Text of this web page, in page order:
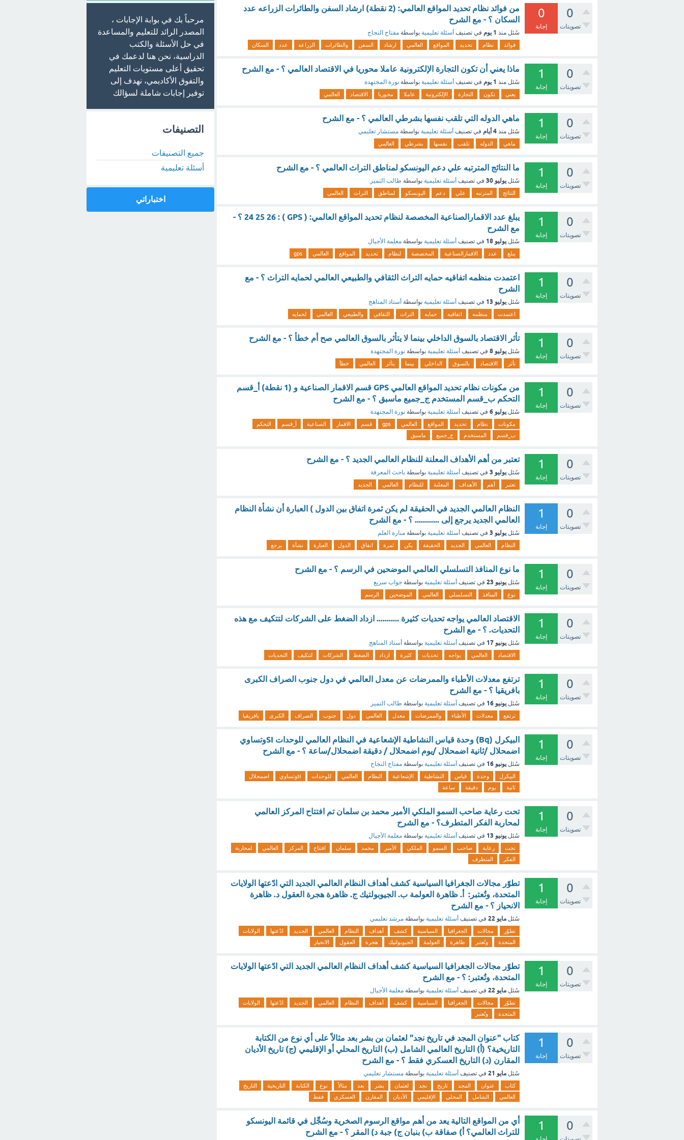
0
تصويتات
0
إجابة
من فوائد نظام تحديد المواقع العالمي: (2 نقطة) ارشاد السفن والطائرات الزراعه عدد
السكان ؟ - مع الشرح
سُئل منذ 1 يوم في تصنيف أسئلة تعليمية بواسطة مفتاح النجاح
فوائد نظام تحديد المواقع العالمي ارشاد السفن والطائرات الزراعه عدد السكان
0
تصويتات
1
إجابة
ماذا يعني أن تكون التجارة الإلكترونية عاملا محوريا في الاقتصاد العالمي ؟ - مع الشرح
سُئل منذ 1 يوم في تصنيف أسئلة تعليمية بواسطة نورة المجتهدة
يعني تكون التجارة الإلكترونية عاملا محوريا الاقتصاد العالمي
0
تصويتات
1
إجابة
ماهي الدوله التي تلقب نفسها بشرطي العالمي ؟ - مع الشرح
سُئل منذ 4 أيام في تصنيف أسئلة تعليمية بواسطة مستشار تعليمي
ماهي الدوله تلقب نفسها بشرطي العالمي
0
تصويتات
1
إجابة
ما النتائج المترتبه علي دعم اليونسكو لمناطق التراث العالمي ؟ - مع الشرح
سُئل يوليو 30 في تصنيف أسئلة تعليمية بواسطة طالب التميز
النتائج المترتبه علي دعم اليونسكو لمناطق التراث العالمي
0
تصويتات
1
إجابة
يبلغ عدد الاقمارالصناعية المخصصة لنظام تحديد المواقع العالمي: ( GPS ) : 24 25 26 ؟ -
مع الشرح
سُئل يوليو 18 في تصنيف أسئلة تعليمية بواسطة معلمة الأجيال
يبلغ عدد الاقمارالصناعية المخصصة لنظام تحديد المواقع العالمي gps
0
تصويتات
1
إجابة
اعتمدت منظمه اتفاقيه حمايه التراث الثقافي والطبيعي العالمي لحمايه التراث ؟ - مع
الشرح
سُئل يوليو 13 في تصنيف أسئلة تعليمية بواسطة أستاذ المناهج
اعتمدت منظمه اتفاقيه حمايه التراث الثقافي والطبيعي العالمي لحمايه
0
تصويتات
1
إجابة
‏تأثر الاقتصاد بالسوق الداخلي بينما لا يتأثر بالسوق العالمي صح أم خطأ ؟ - مع الشرح
سُئل يوليو 8 في تصنيف أسئلة تعليمية بواسطة نورة المجتهدة
تأثر الاقتصاد بالسوق الداخلي بينما يتأثر العالمي خطأ
0
تصويتات
1
إجابة
من مكونات نظام تحديد المواقع العالمي GPS قسم الاقمار الصناعية و (1 نقطة) أ_قسم
التحكم ب_قسم المستخدم ج_جميع ماسبق ؟ - مع الشرح
سُئل يوليو 6 في تصنيف أسئلة تعليمية بواسطة نورة المجتهدة
مكونات نظام تحديد المواقع العالمي gps قسم الاقمار الصناعية أ_قسم
التحكم
ب_قسم
المستخدم ج_جميع ماسبق
0
تصويتات
1
إجابة
تعتبر من أهم الأهداف المعلنة للنظام العالمي الجديد ؟ - مع الشرح
سُئل يوليو 3 في تصنيف أسئلة تعليمية بواسطة باحث المعرفة
تعتبر أهم الأهداف المعلنة للنظام العالمي الجديد
0
تصويتات
1
إجابة
النظام العالمي الجديد في الحقيقة لم يكن ثمرة اتفاق بين الدول ) العبارة أن نشأة النظام
العالمي الجديد يرجع إلى ............ ؟ - مع الشرح
سُئل يوليو 3 في تصنيف أسئلة تعليمية بواسطة منارة العلم
النظام العالمي الجديد الحقيقة يكن ثمرة اتفاق الدول العبارة نشأة يرجع
0
تصويتات
1
إجابة
ما نوع المنافذ التسلسلي العالمي الموضحين في الرسم ؟ - مع الشرح
سُئل يونيو 23 في تصنيف أسئلة تعليمية بواسطة جواب سريع
نوع المنافذ التسلسلي العالمي الموضحين الرسم
0
تصويتات
1
إجابة
الاقتصاد العالمي يواجه تحديات كثيرة ........... ازداد الضغط على الشركات لتتكيف مع هذه
التحديات. ؟ - مع الشرح
سُئل يونيو 17 في تصنيف أسئلة تعليمية بواسطة أستاذ المناهج
الاقتصاد العالمي يواجه تحديات كثيرة ازداد الضغط الشركات لتتكيف التحديات
0
تصويتات
1
إجابة
ترتفع معدلات الأطباء والممرضات عن معدل العالمي في دول جنوب الصراف الكبرى
بافريقيا ؟ - مع الشرح
سُئل يونيو 16 في تصنيف أسئلة تعليمية بواسطة طالب التميز
ترتفع معدلات الأطباء والممرضات معدل العالمي دول جنوب الصراف الكبرى بافريقيا
0
تصويتات
1
إجابة
البيكرل (Bq) وحدة قياس النشاطية الإشعاعية في النظام العالمي للوحدات SIوتساوي
اضمحلال /ثانية اضمحلال /يوم اضمحلال / دقيقة اضمحلال/ساعة ؟ - مع الشرح
سُئل يونيو 16 في تصنيف أسئلة تعليمية بواسطة مفتاح النجاح
البيكرل وحدة قياس النشاطية الإشعاعية النظام العالمي للوحدات siوتساوي
اضمحلال
ثانية
يوم دقيقة ساعة
0
تصويتات
1
إجابة
تحت رعاية صاحب السمو الملكي الأمير محمد بن سلمان تم افتتاح المركز العالمي
لمحاربة الفكر المتطرف؟ - مع الشرح
سُئل يونيو 13 في تصنيف أسئلة تعليمية بواسطة معلمة الأجيال
تحت رعاية صاحب السمو الملكي الأمير محمد سلمان افتتاح المركز العالمي
لمحاربة
الفكر
المتطرف
0
تصويتات
1
إجابة
تطوّر مجالات الجغرافيا السياسية كشف أهداف النظام العالمي الجديد التي ادّعتها الولايات
المتحدة، وتُعتبر: أ. ظاهرة العولمة ب. الجيوبولتيك ج. ظاهرة هجرة العقول د. ظاهرة
الانحياز ؟ - مع الشرح
سُئل مايو 22 في تصنيف أسئلة تعليمية بواسطة مرشد تعليمي
تطوّر مجالات الجغرافيا السياسية كشف أهداف النظام العالمي الجديد ادّعتها
الولايات
المتحدة
وتُعتبر ظاهرة العولمة الجيوبولتيك هجرة العقول الانحياز
0
تصويتات
1
إجابة
تطوّر مجالات الجغرافيا السياسية كشف أهداف النظام العالمي الجديد التي ادّعتها الولايات
المتحدة، وتُعتبر: ؟ - مع الشرح
سُئل مايو 22 في تصنيف أسئلة تعليمية بواسطة معلمة الأجيال
تطوّر مجالات الجغرافيا السياسية كشف أهداف النظام العالمي الجديد ادّعتها
الولايات
المتحدة
وتُعتبر
0
تصويتات
1
إجابة
كتاب "عنوان المجد في تاريخ نجد" لعثمان بن بشر بعد مثالاً على أي نوع من الكتابة
التاريخية؟ (أ) التاريخ العالمي الشامل (ب) التاريخ المحلي أو الإقليمي (ج) تاريخ الأديان
المقارن (د) التاريخ العسكري فقط ؟ - مع الشرح
سُئل مايو 21 في تصنيف أسئلة تعليمية بواسطة مستشار تعليمي
كتاب عنوان المجد تاريخ نجد لعثمان بشر بعد مثالاً نوع الكتابة التاريخية
التاريخ
العالمي
الشامل المحلي الإقليمي الأديان المقارن العسكري فقط
0
1
أي من المواقع التالية يعد من أهم مواقع الرسوم الصخرية وسُجِّل في قائمة اليونسكو
للتراث العالمي؟ أ) صفاقة ب) بنبان ج) جبة د) المقر ؟ - مع الشرح
مرحباً بك في بوابة الإجابات ،
المصدر الرائد للتعليم والمساعدة
في حل الأسئلة والكتب
الدراسية، نحن هنا لدعمك في
تحقيق أعلى مستويات التعليم
والتفوق الأكاديمي، نهدف إلى
توفير إجابات شاملة لسؤالك
التصنيفات
جميع التصنيفات
أسئلة تعليمية
اختباراتي